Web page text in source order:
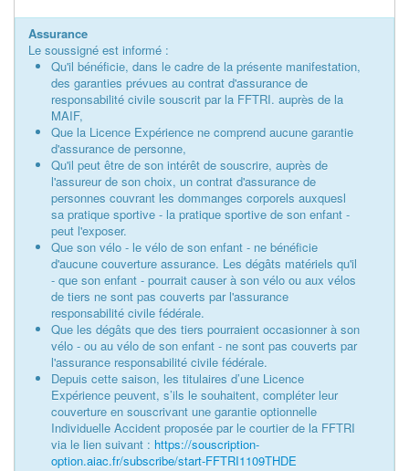
Assurance
Le soussigné est informé :
Qu'il bénéficie, dans le cadre de la présente manifestation,
des garanties prévues au contrat d'assurance de
responsabilité civile souscrit par la FFTRI. auprès de la
MAIF,
Que la Licence Expérience ne comprend aucune garantie
d'assurance de personne,
Qu'il peut être de son intérêt de souscrire, auprès de
l'assureur de son choix, un contrat d'assurance de
personnes couvrant les dommanges corporels auxquesl
sa pratique sportive - la pratique sportive de son enfant -
peut l'exposer.
Que son vélo - le vélo de son enfant - ne bénéficie
d'aucune couverture assurance. Les dégâts matériels qu'il
- que son enfant - pourrait causer à son vélo ou aux vélos
de tiers ne sont pas couverts par l'assurance
responsabilité civile fédérale.
Que les dégâts que des tiers pourraient occasionner à son
vélo - ou au vélo de son enfant - ne sont pas couverts par
l'assurance responsabilité civile fédérale.
Depuis cette saison, les titulaires d’une Licence
Expérience peuvent, s’ils le souhaitent, compléter leur
couverture en souscrivant une garantie optionnelle
Individuelle Accident proposée par le courtier de la FFTRI
via le lien suivant : https://souscription-
option.aiac.fr/subscribe/start-FFTRI1109THDE